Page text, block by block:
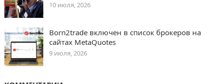
10 июля, 2026
Born2trade включен в список брокеров на
сайтах MetaQuotes
9 июля, 2026